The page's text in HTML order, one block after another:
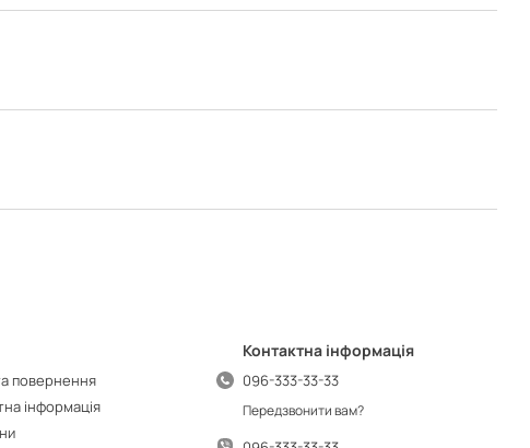
повернення
інформація
Контактна інформація
096-333-33-33
Передзвонити вам?